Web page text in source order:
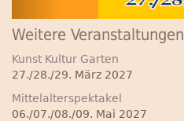
Weitere Veranstaltungen
Kunst Kultur Garten
27./28./29. März 2027
Mittelalterspektakel
06./07./08./09. Mai 2027